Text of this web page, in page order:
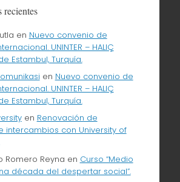
recientes
en Nuevo convenio de
UNINTER – HALIÇ
de Estambul, Turquía.
en Nuevo convenio de
UNINTER – HALIÇ
de Estambul, Turquía.
en Renovación de
intercambios con University of
Romero Reyna en Curso “Medio
década del despertar social”.